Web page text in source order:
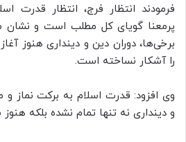
فرمودند انتظار فرج، انتظار قدرت
پرمعنا گویای کل مطلب است و نشان
برخی‌ها، دوران دین و دینداری هنوز
را آشکار نساخته است.
وی افزود: قدرت اسلام به برکت نماز
و دینداری نه تنها تمام نشده بلکه